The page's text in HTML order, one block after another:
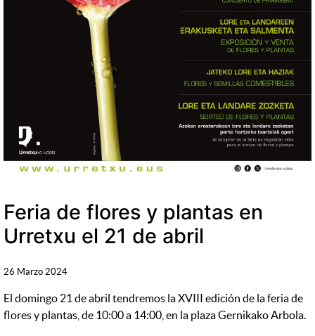
Feria de flores y plantas en
Urretxu el 21 de abril
26 Marzo 2024
El domingo 21 de abril tendremos la XVIII edición de la feria de
flores y plantas, de 10:00 a 14:00, en la plaza Gernikako Arbola.